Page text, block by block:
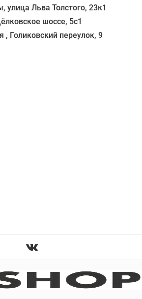
улица Льва Толстого, 23к1
шоссе, 5с1